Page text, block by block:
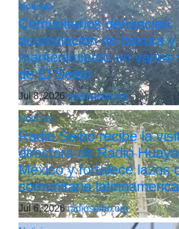
Noticias
Comunitarios denuncian
acumulación de basura
mantenimiento en varios
de El Seibo
Jul 8, 2026radioseibo.org
Noticias
Radio Seibo recibe la
directora de Radio
México y fortalece lazos
comunitaria
Jul 6, 2026radioseibo.org